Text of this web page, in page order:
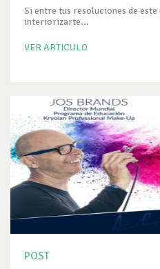
Si entre tus resoluciones de este
interiorizarte...
VER ARTICULO
POST